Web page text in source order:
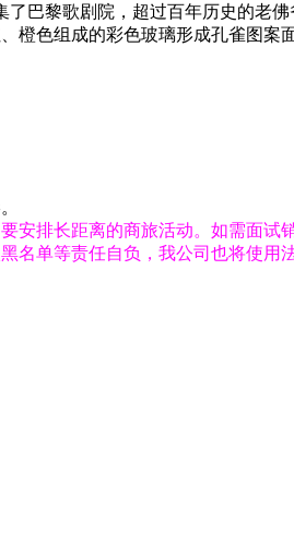
巴黎歌剧院，超过百年历史的老
色组成的彩色玻璃形成孔雀图案
安排长距离的商旅活动。如需面试
单等责任自负，我公司也将使用